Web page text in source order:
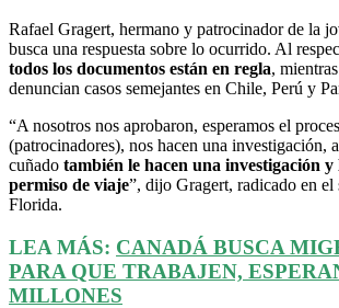
Rafael Gragert, hermano y patrocinador de la
busca una respuesta sobre lo ocurrido. Al
todos los documentos están en regla,
denuncian casos semejantes en Chile, Perú y
“A nosotros nos aprobaron, esperamos el
(patrocinadores), nos hacen una investigación,
cuñado también le hacen una investigación y
permiso de viaje”, dijo Gragert, radicado en el
Florida.
LEA MÁS: CANADÁ BUSCA
PARA QUE TRABAJEN,
MILLONES